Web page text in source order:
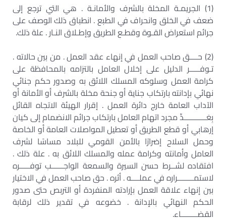
(1) الجريمـة المخلة بالشرف والأمانـة . هي التي ترجع إلى
ضعف في الخلق وانحراف في الطبع . انطباق ذلك الوصف على
جرائم استعراض القـوة وقطـع الطريق وإطـلاق النـار . علة ذلك.
(2) حــــق صاحب العمل في إنهاء عقد العمل . من بين حالاته .
تـوفـــــر الدليل على إخلال العامل بالتزامه بالمحافظة على
كرامة العمل وسلوكه المسلك اللائق به وصدور حكم جنائي
نهائي بإدانته بارتكاب جناية أو جنحة مخلة بالشرف أو الأمانة أو
الآداب العامة خارج دائرة العمل . إقرار الهيئة الاتجاه القائل
بِعَـــــــــــدِّ مجرد اتهام العامل بارتكاب جرائم الانضمام إلى كيان
إرهابي أو قطع الطريق أو تعطيل المواصلات العامة أو الخاصة
وحمل السلاح إضرارًا بالأمن القومي للبلاد مساسًا لشرف
العامل وأمانته وكرامة عمله والمسلك اللائق به . علة ذلك .
افتقاده لشــرط حسن السيرة والسمعة الواجــــــب توفـــــره
لاستمــــــــراره في عملــــه . أثره . حق صاحب العمل في الاختيار
بين إنهاء علاقة العمل بإرادته المنفردة أو التربص حتى صدور
الحكم النهائي بالإدانة . خضوعه في تقدير ذلك لرقابة
القضــــــــاء.